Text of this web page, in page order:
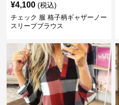
¥4,100 (税込)
チェック 服 格子柄ギャザーノー
スリーブブラウス